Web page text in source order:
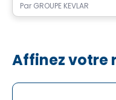
Par GROUPE KEVLAR
Affinez votre